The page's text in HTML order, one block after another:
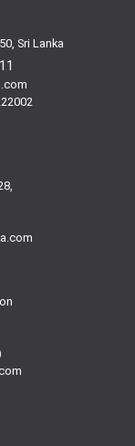
Sri Lanka